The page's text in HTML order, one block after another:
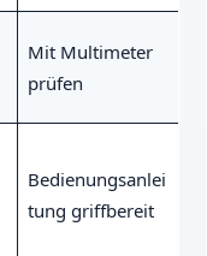
Mit Multimeter
prüfen
Bedienungsanlei
tung griffbereit